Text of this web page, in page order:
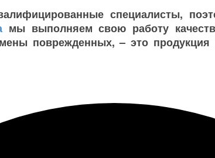
специалисты,
мы выполняем свою работу
поврежденных, – это